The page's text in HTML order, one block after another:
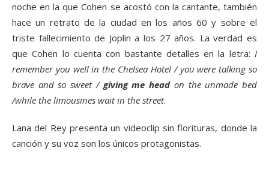
noche en la que Cohen se acostó con la cantante, también
hace un retrato de la ciudad en los años 60 y sobre el
triste fallecimiento de Joplin a los 27 años. La verdad es
que Cohen lo cuenta con bastante detalles en la letra: I
remember you well in the Chelsea Hotel / you were talking so
brave and so sweet /giving me headon the unmade bed
/while the limousines wait in the street.
Lana del Rey presenta un videoclip sin florituras, donde la
canción y su voz son los únicos protagonistas.